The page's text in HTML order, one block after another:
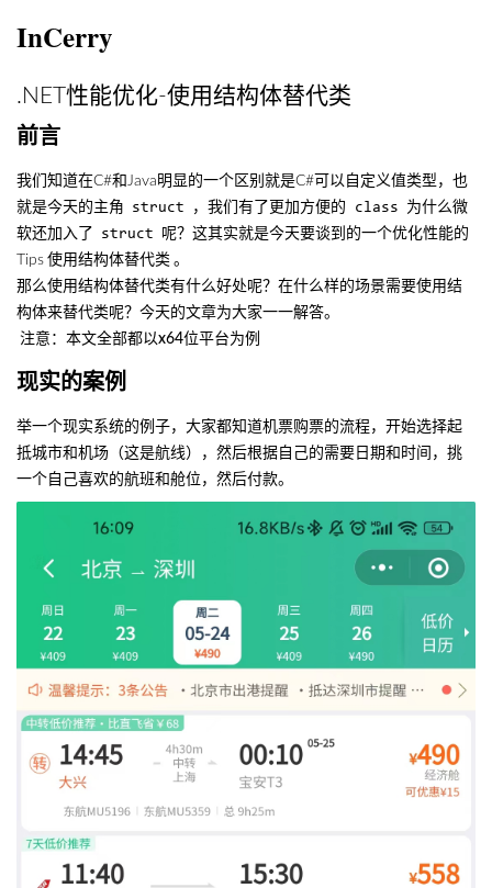
InCerry
.NET性能优化-使用结构体替代类
前言
我们知道在C#和Java明显的一个区别就是C#可以自定义值类型，也
就是今天的主角
struct ，我们有了更加方便的 class
为什么微
软还加入了
struct
呢？这其实就是今天要谈到的一个优化性能的
Tips 使用结构体替代类 。
那么使用结构体替代类有什么好处呢？在什么样的场景需要使用结
构体来替代类呢？今天的文章为大家一一解答。
注意：本文全部都以x64位平台为例
现实的案例
举一个现实系统的例子，大家都知道机票购票的流程，开始选择起
抵城市和机场（这是航线），然后根据自己的需要日期和时间，挑
一个自己喜欢的航班和舱位，然后付款。